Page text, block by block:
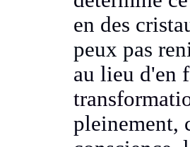
en des
peux pas
au lieu d'en
pleinement,